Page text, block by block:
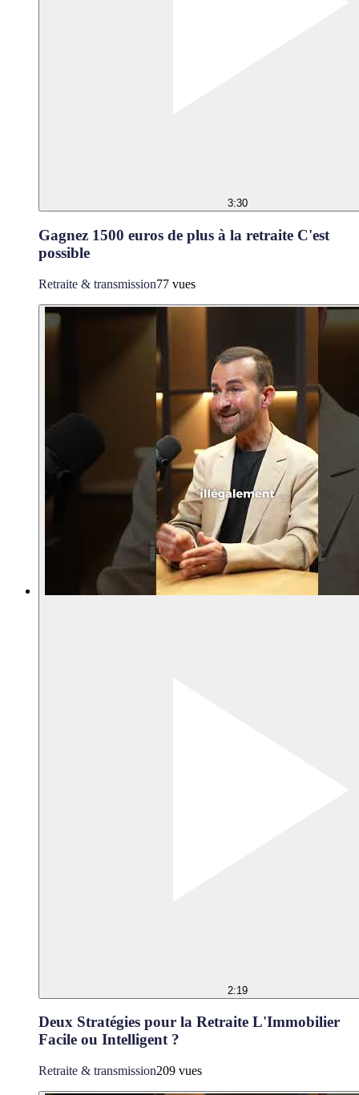
3:30
Gagnez 1500 euros de plus à la retraite C'est
possible
Retraite & transmission77 vues
2:19
Deux Stratégies pour la Retraite L'Immobilier
Facile ou Intelligent ?
Retraite & transmission209 vues